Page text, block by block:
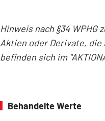
Hinweis nach §34
Aktien oder Derivate,
befinden sich im
Behandelte Werte